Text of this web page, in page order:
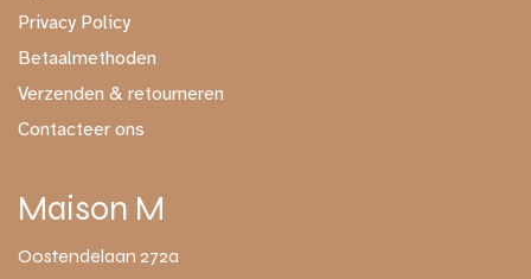
Privacy Policy
Betaalmethoden
Verzenden & retourneren
Contacteer ons
Maison M
Oostendelaan 272a